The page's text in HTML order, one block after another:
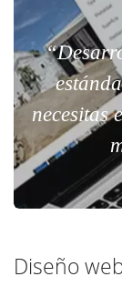
necesitas
Diseño